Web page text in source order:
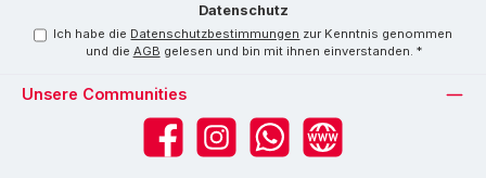
Datenschutz
Ich habe die Datenschutzbestimmungen zur Kenntnis genommen
und die AGB gelesen und bin mit ihnen einverstanden. *
Unsere Communities
FacebookInstagramWhatsAppWebsite